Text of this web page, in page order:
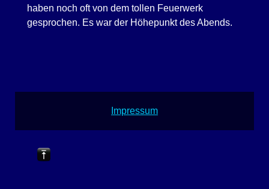
haben noch oft von dem tollen Feuerwerk
gesprochen. Es war der Höhepunkt des Abends.
Impressum